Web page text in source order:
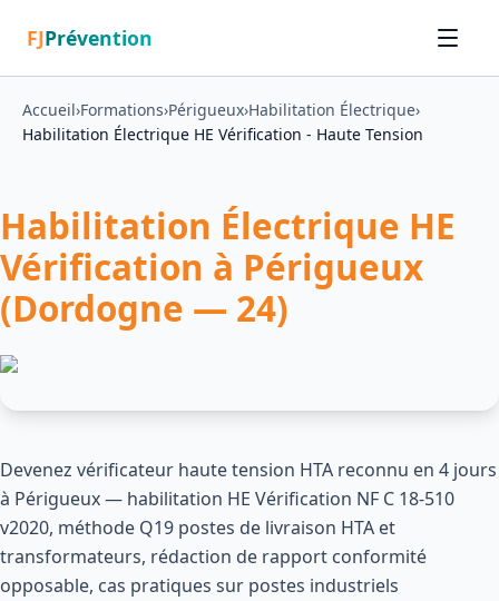
FJPrévention
Accueil›Formations›Périgueux›Habilitation Électrique›
Habilitation Électrique HE Vérification - Haute Tension
Habilitation Électrique HE
Vérification à Périgueux
(Dordogne — 24)
Devenez vérificateur haute tension HTA reconnu en 4 jours
à Périgueux — habilitation HE Vérification NF C 18-510
v2020, méthode Q19 postes de livraison HTA et
transformateurs, rédaction de rapport conformité
opposable, cas pratiques sur postes industriels